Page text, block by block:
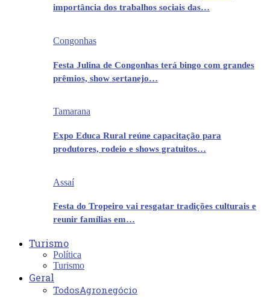
importância dos trabalhos sociais das…
Congonhas
Festa Julina de Congonhas terá bingo com grandes
prêmios, show sertanejo…
Tamarana
Expo Educa Rural reúne capacitação para
produtores, rodeio e shows gratuitos…
Assaí
Festa do Tropeiro vai resgatar tradições culturais e
reunir famílias em…
Turismo
Política
Turismo
Geral
TodosAgronegócio